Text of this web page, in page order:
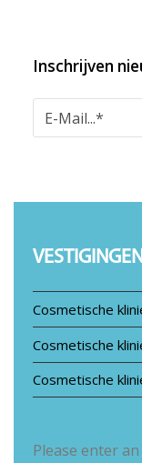
Inschrijven
Cosmetische
Cosmetische
Cosmetische
Please enter